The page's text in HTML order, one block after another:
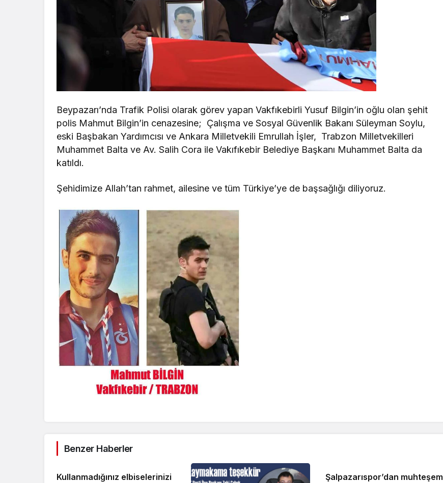
Beypazarı’nda Trafik Polisi olarak görev yapan Vakfıkebirli Yusuf Bilgin’in oğlu olan şehit
polis Mahmut Bilgin’in cenazesine; Çalışma ve Sosyal Güvenlik Bakanı Süleyman Soylu,
eski Başbakan Yardımcısı ve Ankara Milletvekili Emrullah İşler, Trabzon Milletvekilleri
Muhammet Balta ve Av. Salih Cora ile Vakıfıkebir Belediye Başkanı Muhammet Balta da
katıldı.
Şehidimize Allah’tan rahmet, ailesine ve tüm Türkiye’ye de başsağlığı diliyoruz.
Benzer Haberler
Kullanmadığınız elbiselerinizi
Şalpazarıspor’dan muhteşem